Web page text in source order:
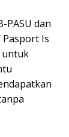
PASU dan
Pasport Is
untuk